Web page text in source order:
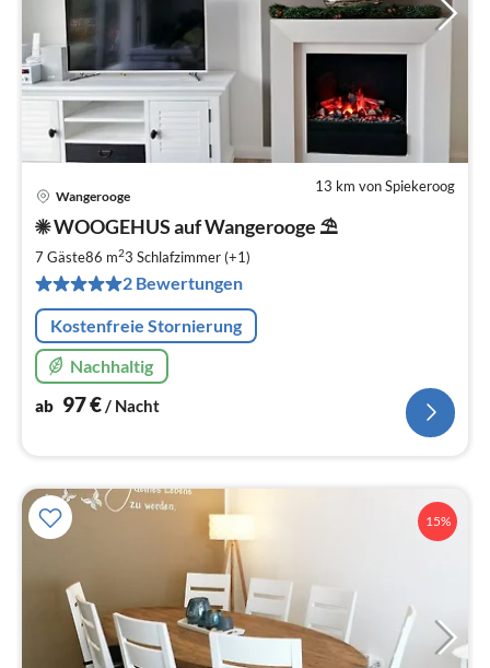
13 km von Spiekeroog
Wangerooge
☀ WOOGEHUS auf Wangerooge ⛱
7 Gäste86 m23 Schlafzimmer (+1)
2 Bewertungen
Kostenfreie Stornierung
Nachhaltig
ab 97€/ Nacht
15%